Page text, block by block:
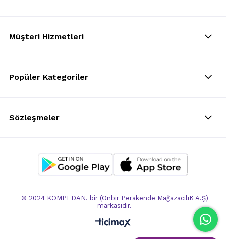
Müşteri Hizmetleri
Popüler Kategoriler
Sözleşmeler
© 2024 KOMPEDAN. bir (Onbir Perakende MağazacılıK A.Ş)
markasıdır.